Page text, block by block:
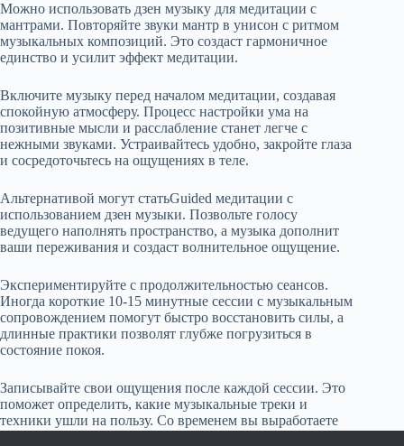
Можно использовать дзен музыку для медитации с
мантрами. Повторяйте звуки мантр в унисон с ритмом
музыкальных композиций. Это создаст гармоничное
единство и усилит эффект медитации.
Включите музыку перед началом медитации, создавая
спокойную атмосферу. Процесс настройки ума на
позитивные мысли и расслабление станет легче с
нежными звуками. Устраивайтесь удобно, закройте глаза
и сосредоточьтесь на ощущениях в теле.
Альтернативой могут статьGuided медитации с
использованием дзен музыки. Позвольте голосу
ведущего наполнять пространство, а музыка дополнит
ваши переживания и создаст волнительное ощущение.
Экспериментируйте с продолжительностью сеансов.
Иногда короткие 10-15 минутные сессии с музыкальным
сопровождением помогут быстро восстановить силы, а
длинные практики позволят глубже погрузиться в
состояние покоя.
Записывайте свои ощущения после каждой сессии. Это
поможет определить, какие музыкальные треки и
техники ушли на пользу. Со временем вы выработаете